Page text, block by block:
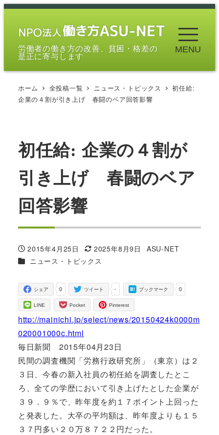
メ
労働者の働き方の改善、貧困・格差の
是正に寄与します
MENU
ホーム 全投稿一覧 ニュース・トピックス
初任給:
企業の４割が引き上げ 春闘のベア回答影響
初任給: 企業の４割が
引き上げ 春闘のベア
回答影響
投稿日
2015年4月25日
更新日
2025年8月9日
著
ASU-NET
カテゴリー
ニュース・トピックス
0
シェア -
ツイート 0
ブックマーク
LINE Pocket Pinterest
http://mainichi.jp/select/news/20150424k0000m
020001000c.html
毎日新聞 2015年04月23日
民間の調査機関「労務行政研究所」（東京）は２
３日、今春の新入社員の初任給を調査したとこ
ろ、全ての学歴において引き上げたとした企業が
３９．９％で、昨年度を約１７ポイント上回った
と発表した。大卒の平均額は、昨年度よりも１５
３７円多い２０万８７２２円だった。